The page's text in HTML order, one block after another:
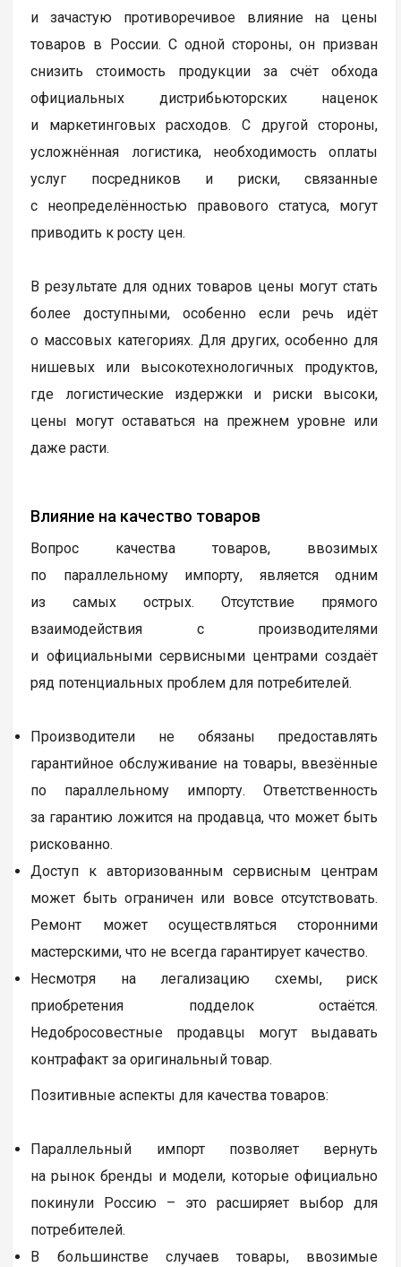
и зачастую противоречивое влияние на цены
товаров в России. С одной стороны, он призван
снизить стоимость продукции за счёт обхода
официальных дистрибьюторских наценок
и маркетинговых расходов. С другой стороны,
усложнённая логистика, необходимость оплаты
услуг посредников и риски, связанные
с неопределённостью правового статуса, могут
приводить к росту цен.
В результате для одних товаров цены могут стать
более доступными, особенно если речь идёт
о массовых категориях. Для других, особенно для
нишевых или высокотехнологичных продуктов,
где логистические издержки и риски высоки,
цены могут оставаться на прежнем уровне или
даже расти.
Влияние на качество товаров
Вопрос качества товаров, ввозимых
по параллельному импорту, является одним
из самых острых. Отсутствие прямого
взаимодействия с производителями
и официальными сервисными центрами создаёт
ряд потенциальных проблем для потребителей.
Производители не обязаны предоставлять
гарантийное обслуживание на товары, ввезённые
по параллельному импорту. Ответственность
за гарантию ложится на продавца, что может быть
рискованно.
Доступ к авторизованным сервисным центрам
может быть ограничен или вовсе отсутствовать.
Ремонт может осуществляться сторонними
мастерскими, что не всегда гарантирует качество.
Несмотря на легализацию схемы, риск
приобретения подделок остаётся.
Недобросовестные продавцы могут выдавать
контрафакт за оригинальный товар.
Позитивные аспекты для качества товаров:
Параллельный импорт позволяет вернуть
на рынок бренды и модели, которые официально
покинули Россию – это расширяет выбор для
потребителей.
В большинстве случаев товары, ввозимые